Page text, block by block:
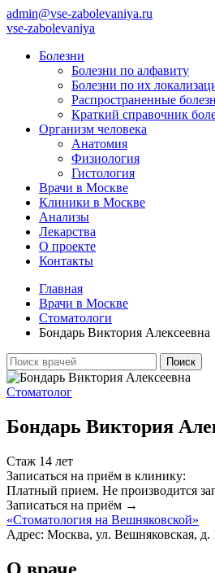
admin@vse-zabolevaniya.ru
vse-zabolevaniya
Болезни
Болезни по алфавиту
Болезни по их
Распространенные
Краткий справочник
Организм человека
Анатомия
Физиология
Гистология
Врачи в Москве
Клиники в Москве
Анализы
Лекарства
О проекте
Контакты
Главная
Врачи в Москве
Стоматологи
Бондарь Виктория Алексеевна
Стоматолог
Бондарь Виктория
Стаж 14 лет
Записаться на приём в клинику:
Платный прием. Не производится
Записаться на приём →
«Стоматология на Вешняковской»
Адрес: Москва, ул. Вешняковская, д.
О враче